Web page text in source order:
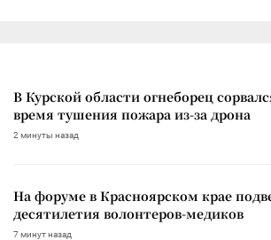
В Курской области огнеборец
время тушения пожара из-за дрона
2 минуты назад
На форуме в Красноярском крае
десятилетия волонтеров-медиков
7 минут назад